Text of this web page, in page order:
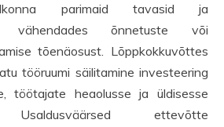
parimaid tavasid ja
vähendades õnnetuste või
tõenäosust. Lõppkokkuvõttes
tööruumi säilitamine investeering
töötajate heaolusse ja üldisesse
Usaldusväärsed ettevõtte